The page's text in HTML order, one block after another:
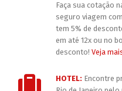
Faça sua cotação
seguro viagem
tem 5% de
em até 12x ou no
desconto! Veja
HOTEL: Encontre